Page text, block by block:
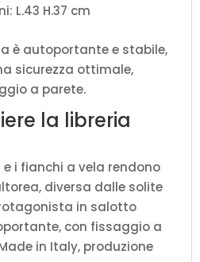
L.43 H.37 cm
è autoportante e stabile,
sicurezza ottimale,
a parete.
la libreria
i fianchi a vela rendono
diversa dalle solite
in salotto
con fissaggio a
in Italy, produzione